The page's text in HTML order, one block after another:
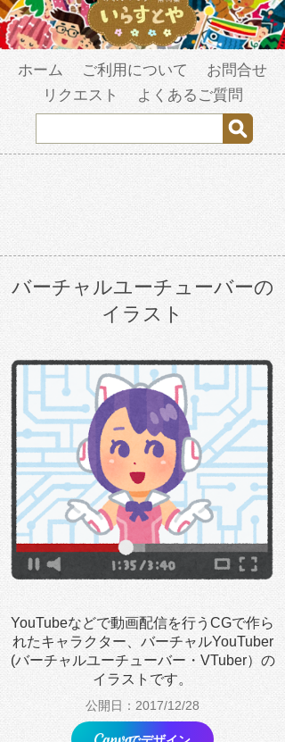
ホーム ご利用について
お問合せ
リクエスト
よくあるご質問
バーチャルユーチューバーの
イラスト
YouTubeなどで動画配信を行うCGで作ら
れたキャラクター、バーチャルYouTuber
(バーチャルユーチューバー・VTuber）の
イラストです。
公開日：2017/12/28